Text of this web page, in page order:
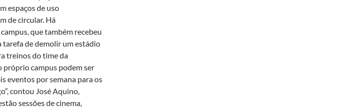
espaços de uso
de circular. Há
que também recebeu
tarefa de demolir um estádio
treinos do time da
próprio campus podem ser
eventos por semana para os
contou José Aquino,
sessões de cinema,